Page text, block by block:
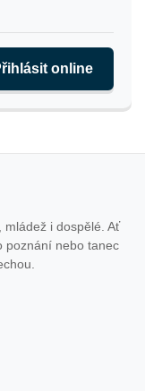
online
i dospělé. Ať
poznání nebo tanec